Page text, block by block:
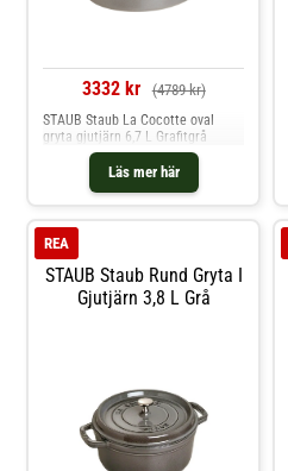
3332 kr (4789 kr)
Läs mer här
STAUB Staub La Cocotte oval
gryta gjutjärn 6,7 L Grafitgrå
STAUB Staub Rund Gryta I
Gjutjärn 3,8 L Grå
REA